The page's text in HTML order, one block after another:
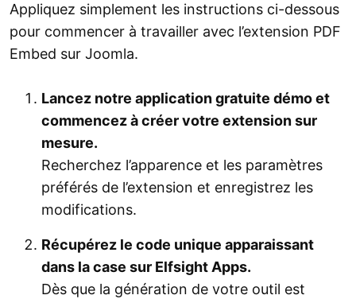
Appliquez simplement les instructions ci-dessous
pour commencer à travailler avec l’extension PDF
Embed sur Joomla.
Lancez notre application gratuite démo et
commencez à créer votre extension sur
mesure.
Recherchez l’apparence et les paramètres
préférés de l’extension et enregistrez les
modifications.
Récupérez le code unique apparaissant
dans la case sur Elfsight Apps.
Dès que la génération de votre outil est